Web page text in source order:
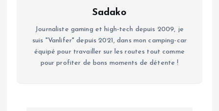
Sadako
Journaliste gaming et high-tech depuis 2009, je
suis "Vanlifer" depuis 2021, dans mon camping-car
équipé pour travailler sur les routes tout comme
pour profiter de bons moments de détente !